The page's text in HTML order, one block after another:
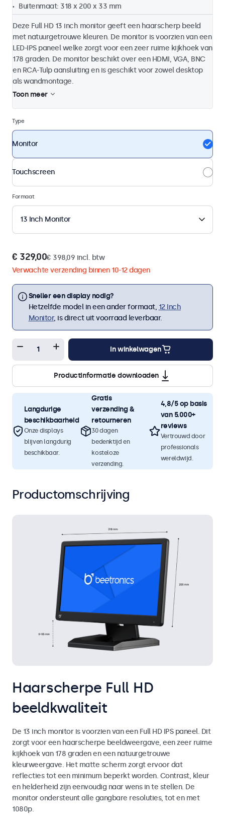
Buitenmaat: 318 x 200 x 33 mm
Deze Full HD 13 inch monitor geeft een haarscherp beeld
met natuurgetrouwe kleuren. De monitor is voorzien van een
LED-IPS paneel welke zorgt voor een zeer ruime kijkhoek van
178 graden. De monitor beschikt over een HDMI, VGA, BNC
en RCA-Tulp aansluiting en is geschikt voor zowel desktop
als wandmontage.
Toon meer
Type
Monitor
Touchscreen
Formaat
13 Inch Monitor
€ 329,00€ 398,09 incl. btw
Verwachte verzending binnen 10-12 dagen
Sneller een display nodig?
Hetzelfde model in een ander formaat, 12 Inch
Monitor, is direct uit voorraad leverbaar.
In winkelwagen
Productinformatie downloaden
Langdurige
beschikbaarheid
Onze displays
blijven langdurig
beschikbaar.
Gratis
verzending &
retourneren
30 dagen
bedenktijd en
kosteloze
verzending.
4,8/5 op basis
van 5.000+
reviews
Vertrouwd door
professionals
wereldwijd.
Productomschrijving
Haarscherpe Full HD
beeldkwaliteit
De 13 inch monitor is voorzien van een Full HD IPS paneel. Dit
zorgt voor een haarscherpe beeldweergave, een zeer ruime
kijkhoek van 178 graden en een natuurgetrouwe
kleurweergave. Het matte scherm zorgt ervoor dat
reflecties tot een minimum beperkt worden. Contrast, kleur
en helderheid zijn eenvoudig naar wens in te stellen. De
monitor ondersteunt alle gangbare resoluties, tot en met
1080p.